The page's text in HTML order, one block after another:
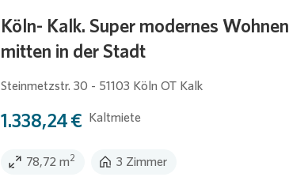
Köln- Kalk. Super modernes Wohnen
mitten in der Stadt
Steinmetzstr. 30 - 51103 Köln OT Kalk
1.338,24 € Kaltmiete
78,72 m2 3 Zimmer